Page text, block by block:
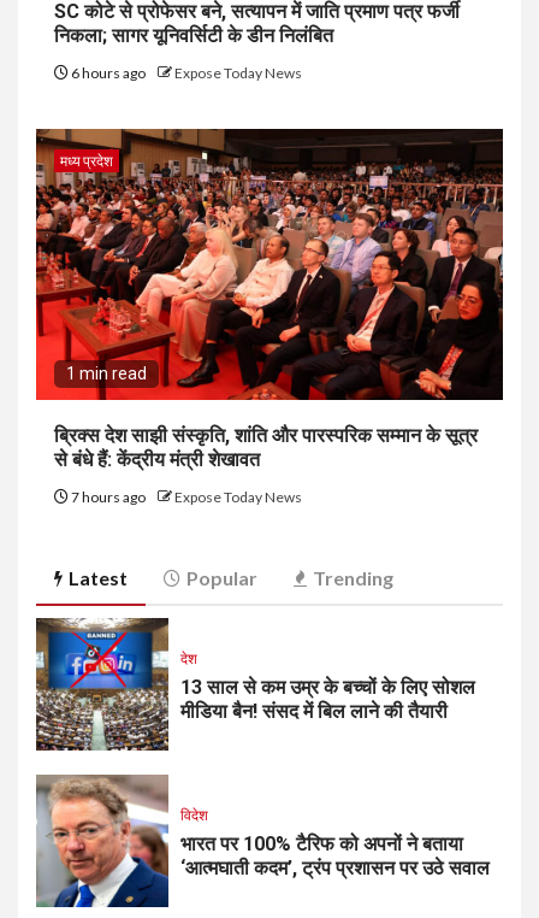
SC कोटे से प्रोफेसर बने, सत्यापन में जाति प्रमाण पत्र फर्जी
निकला; सागर यूनिवर्सिटी के डीन निलंबित
6 hours ago Expose Today News
मध्य प्रदेश
1 min read
ब्रिक्स देश साझी संस्कृति, शांति और पारस्परिक सम्मान के सूत्र
से बंधे हैं: केंद्रीय मंत्री शेखावत
7 hours ago Expose Today News
Latest Popular Trending
देश
13 साल से कम उम्र के बच्चों के लिए सोशल
मीडिया बैन! संसद में बिल लाने की तैयारी
विदेश
भारत पर 100% टैरिफ को अपनों ने बताया
‘आत्मघाती कदम’, ट्रंप प्रशासन पर उठे सवाल